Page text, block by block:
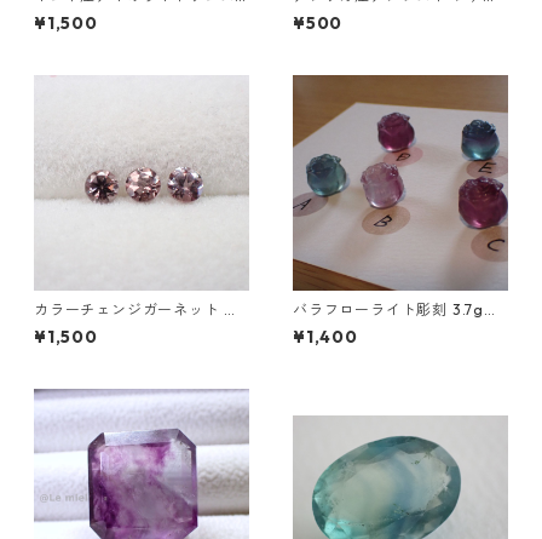
トーンガチャ 6x4mm前後 0.
4ct前後
¥1,500
シーカットルース 0.45ct前後
6.0mm*4.0mm前後
¥500
カラーチェンジガーネット ラ
ウンドカットルース 0.13ct前
後 3mm前後
¥1,500
バラフローライト彫刻 3.7g前
後 高さ13mm前後
¥1,400